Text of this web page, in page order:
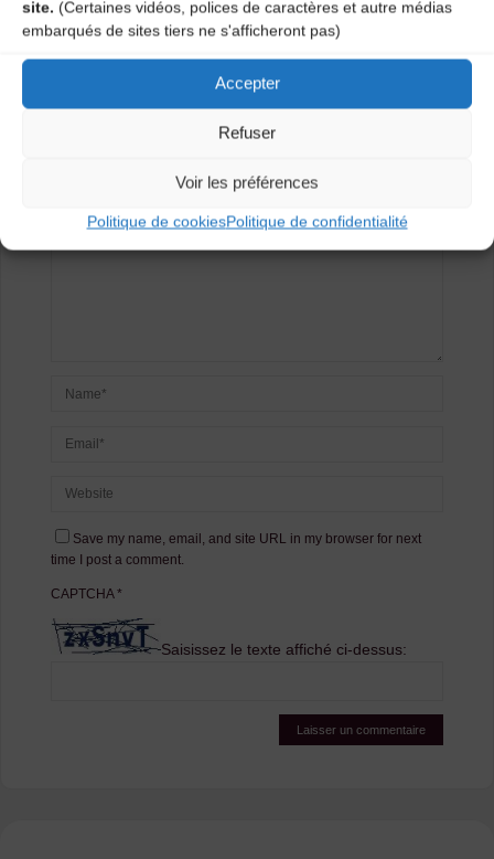
site. (Certaines vidéos, polices de caractères et autre médias
embarqués de sites tiers ne s'afficheront pas)
Accepter
Refuser
Voir les préférences
Politique de cookiesPolitique de confidentialité
Laisser un
commentaire
obligatoires sont indiqués avec*
Save my name, email, and site URL in my browser for next
time I post a comment.
CAPTCHA*
Saisissez le texte affiché ci-dessus: